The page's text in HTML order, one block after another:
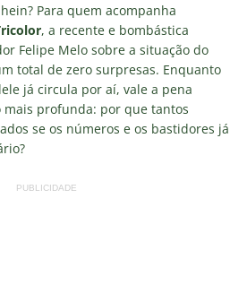
Para quem acompanha
, a recente e bombástica
Felipe Melo sobre a situação do
total de zero surpresas. Enquanto
já circula por aí, vale a pena
mais profunda: por que tantos
se os números e os bastidores já
PUBLICIDADE